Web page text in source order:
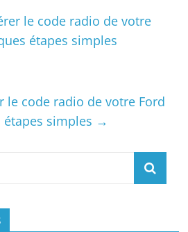
le code radio de votre
étapes simples
le code radio de votre Ford
simples →